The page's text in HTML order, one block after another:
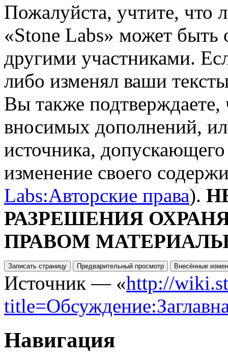
Пожалуйста, учтите, что
«Stone Labs» может быть
другими участниками.
либо изменял ваши
Вы также подтверждаете,
вносимых дополнений,
источника,
изменение своего
Labs:Авторские права).
РАЗРЕШЕНИЯ
ПРАВОМ
Источник — «http://
Навигация